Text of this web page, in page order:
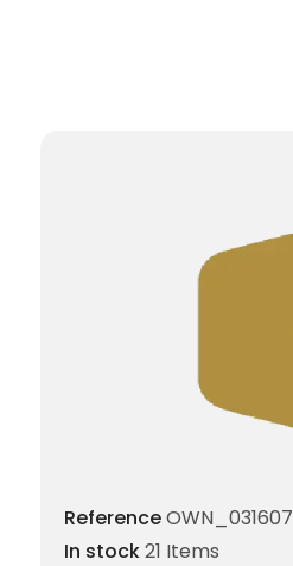
ReferenceOWN_031607
In stock21 Items